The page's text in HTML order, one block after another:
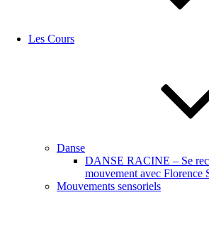
Les Cours
Danse
DANSE RACINE – Se
mouvement avec Florence
Mouvements sensoriels